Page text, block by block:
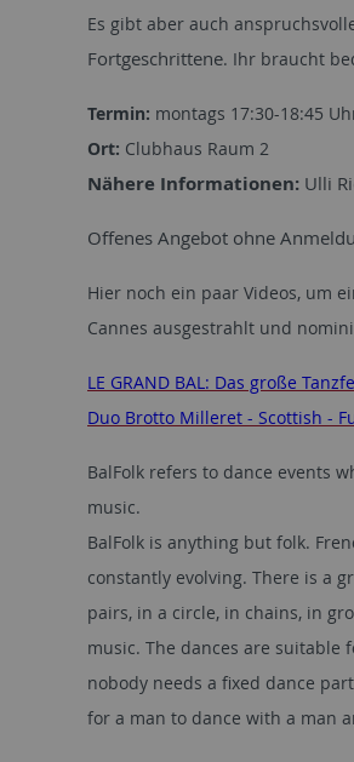
Es gibt aber auch
Fortgeschrittene. Ihr braucht
Termin: montags 17:30-18:45
Ort: Clubhaus Raum 2
Nähere Informationen: Ulli
Offenes Angebot ohne
Hier noch ein paar Videos, um
Cannes ausgestrahlt und
LE GRAND BAL: Das große
Duo Brotto Milleret - Scottish -
BalFolk refers to dance events
music.
BalFolk is anything but folk.
constantly evolving. There is a
pairs, in a circle, in chains, in
music. The dances are suitable
nobody needs a fixed dance
for a man to dance with a man